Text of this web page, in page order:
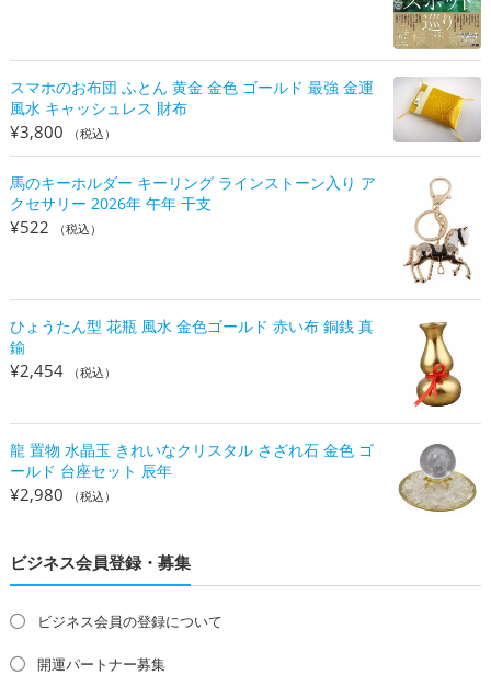
スマホのお布団 ふとん 黄金 金色 ゴールド 最強 金運
風水 キャッシュレス 財布
¥3,800 （税込）
馬のキーホルダー キーリング ラインストーン入り ア
クセサリー 2026年 午年 干支
¥522 （税込）
ひょうたん型 花瓶 風水 金色ゴールド 赤い布 銅銭 真
鍮
¥2,454 （税込）
龍 置物 水晶玉 きれいなクリスタル さざれ石 金色 ゴ
ールド 台座セット 辰年
¥2,980 （税込）
ビジネス会員登録・募集
ビジネス会員の登録について
開運パートナー募集